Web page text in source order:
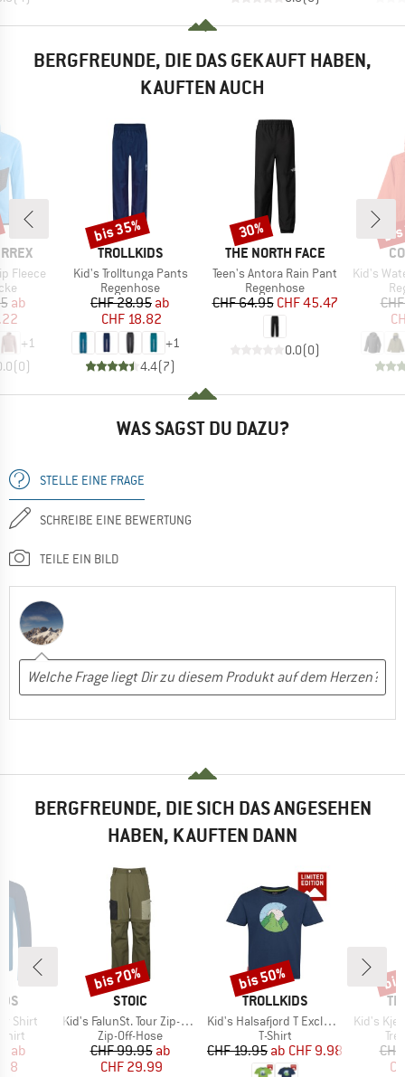
BERGFREUNDE, DIE DAS GEKAUFT HABEN,
KAUFTEN AUCH
Fleece
Preis
ab
+1
(0)
MARKE
TROLLKIDS
Artikel
Kid's Trolltunga Pants
Produktgruppe
Regenhose
Preis
CHF 28.95reduzierter Preis
ab
CHF 18.82
+1
4.4(7)
Rabatt
bis 35%
MARKE
THE NORTH FACE
Artikel
Teen's Antora Rain Pant
Produktgruppe
Regenhose
Preis
CHF 64.95reduzierter Preis
CHF 45.47
0.0(0)
Rabatt
30%
Artikel
Kid's
WAS SAGST DU DAZU?
STELLE EINE FRAGE
SCHREIBE EINE BEWERTUNG
TEILE EIN BILD
BERGFREUNDE, DIE SICH DAS ANGESEHEN
HABEN, KAUFTEN DANN
Shirt
Preis
ab
MARKE
STOIC
Artikel
Kid's FalunSt. Tour Zip-Off Pants Light
Produktgruppe
Zip-Off-Hose
Preis
CHF 99.95reduzierter Preis
ab
CHF 29.99
Rabatt
bis 70%
MARKE
TROLLKIDS
Artikel
Kid's Halsafjord T Exclusive
Produktgruppe
T-Shirt
Preis
CHF 19.95 reduzierter Preis
ab CHF 9.98
Rabatt
bis 50%
Artikel
Kid's